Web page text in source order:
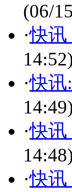
(06/
·快讯
·快讯
·快讯
·快讯